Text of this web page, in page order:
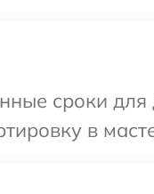
сроки
в